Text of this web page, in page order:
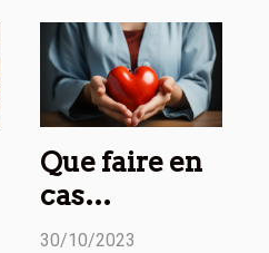
Que faire en
cas
d’infarctus
30/10/2023